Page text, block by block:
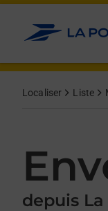
Allez au contenu
Localiser Liste
depuis La
Afficher ou masquer
Afficher ou masquer
Afficher ou masquer